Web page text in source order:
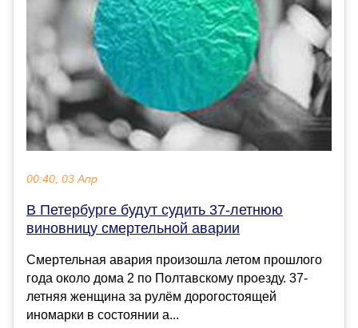
00:40, 03 Апр
В Петербурге будут судить 37-летнюю
виновницу смертельной аварии
Смертельная авария произошла летом прошлого
года около дома 2 по Полтавскому проезду. 37-
летняя женщина за рулём дорогостоящей
иномарки в состоянии а...